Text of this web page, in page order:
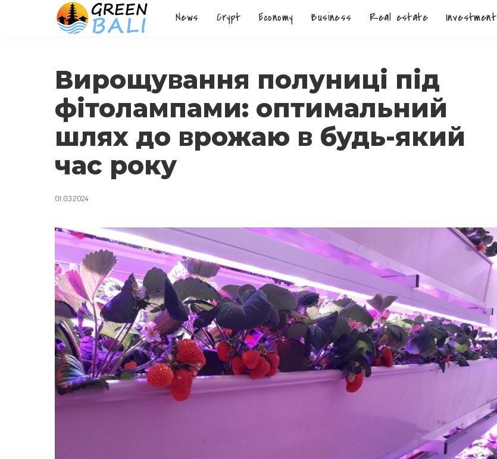
News Crypt Economy Business Real estate Investment
Вирощування полуниці під
фітолампами: оптимальний
шлях до врожаю в будь-який
час року
01.03.2024